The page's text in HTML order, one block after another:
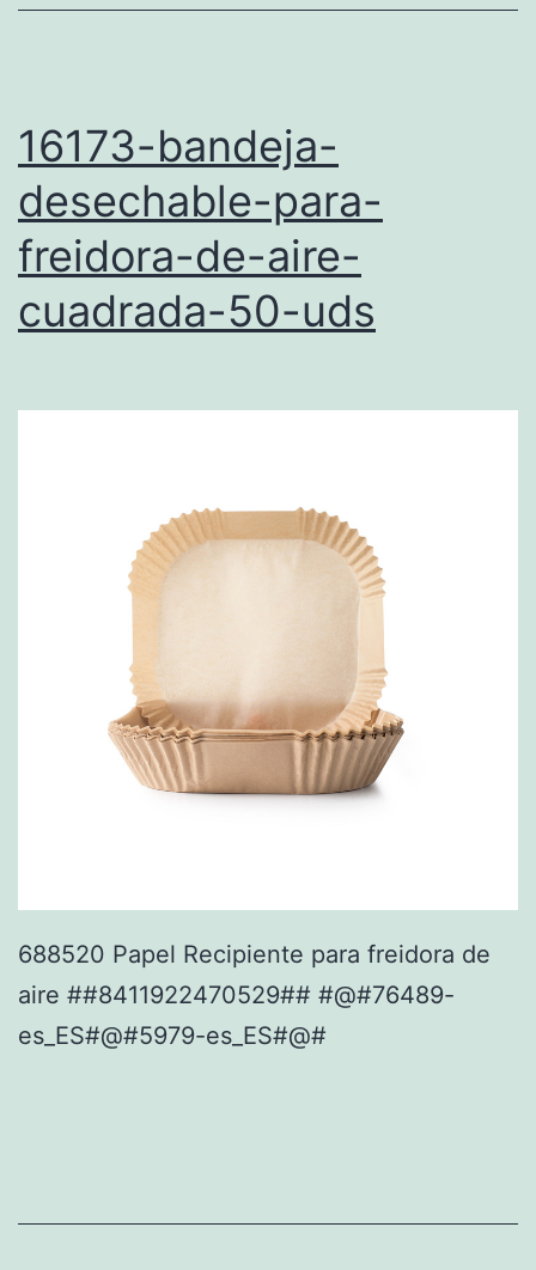
16173-bandeja-
desechable-para-
freidora-de-aire-
cuadrada-50-uds
688520 Papel Recipiente para freidora de
aire ##8411922470529## #@#76489-
es_ES#@#5979-es_ES#@#